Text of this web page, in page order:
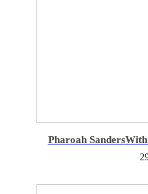
Pharoah SandersWith